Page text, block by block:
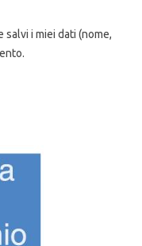
i miei dati (nome,